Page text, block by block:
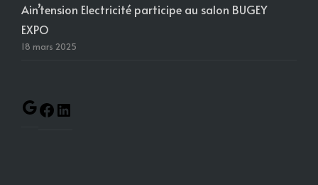
Ain’tension Electricité participe au salon BUGEY
EXPO
18 mars 2025